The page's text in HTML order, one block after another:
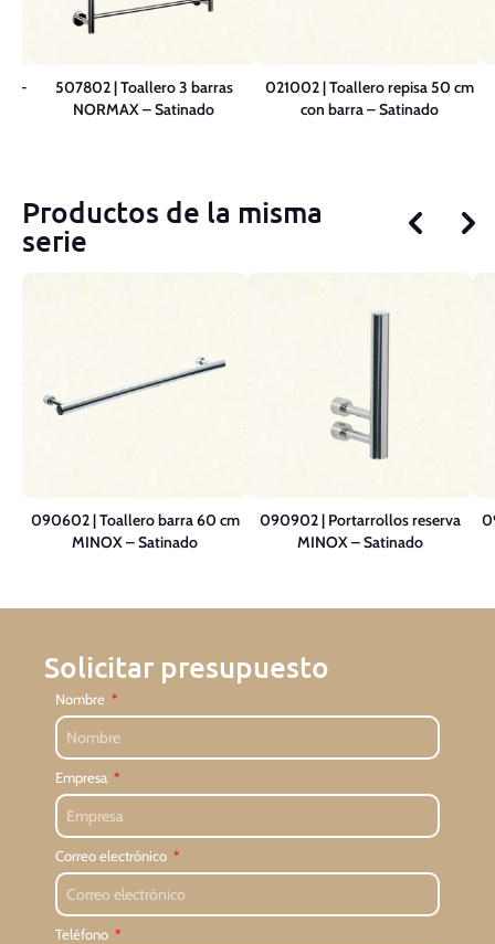
–
507802 | Toallero 3 barras
NORMAX – Satinado
021002 | Toallero repisa 50 cm
con barra – Satinado
Productos de la misma
serie
090602 | Toallero barra 60 cm
MINOX – Satinado
090902 | Portarrollos reserva
MINOX – Satinado
Solicitar presupuesto
Nombre
Empresa
Correo electrónico
Teléfono